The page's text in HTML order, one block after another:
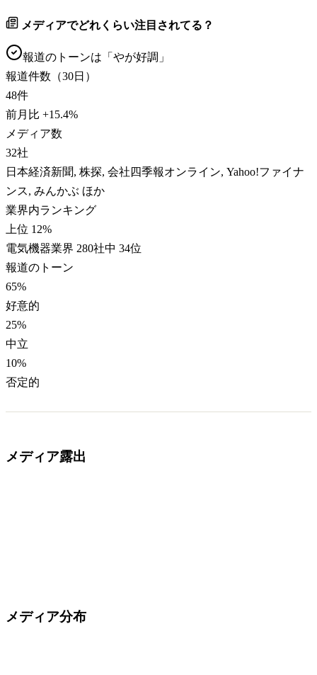
メディアでどれくらい注目されてる？
報道のトーンは「 やが好調 」
報道件数（30日）
48件
前月比 +15.4%
メディア数
32社
日本経済新聞, 株探, 会社四季報オンライン, Yahoo!ファイナ
ンス, みんかぶ ほか
業界内ランキング
上位 12%
電気機器業界 280社中 34位
報道のトーン
65%
好意的
25%
中立
10%
否定的
メディア露出
メディア分布